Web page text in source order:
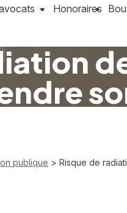
Honoraires
publique > Risque de